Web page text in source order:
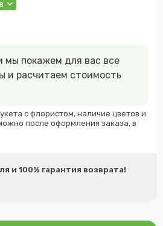
мы покажем для вас все
и расчитаем стоимость
после оформления заказа, в
и 100% гарантия возврата!